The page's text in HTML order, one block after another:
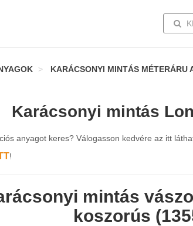
KARÁCSONYI MINTÁS MÉTERÁRU
Karácsonyi mintás
anyagot keres? Válogasson kedvére az itt
!
mintás
koszorús